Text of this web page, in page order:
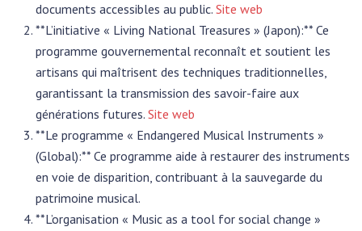
documents accessibles au public. Site web
**L’initiative « Living National Treasures » (Japon):** Ce
programme gouvernemental reconnaît et soutient les
artisans qui maîtrisent des techniques traditionnelles,
garantissant la transmission des savoir-faire aux
générations futures. Site web
**Le programme « Endangered Musical Instruments »
(Global):** Ce programme aide à restaurer des instruments
en voie de disparition, contribuant à la sauvegarde du
patrimoine musical.
**L’organisation « Music as a tool for social change »